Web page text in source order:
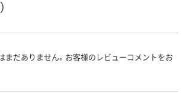
まだありません。お客様のレビューコメントをお